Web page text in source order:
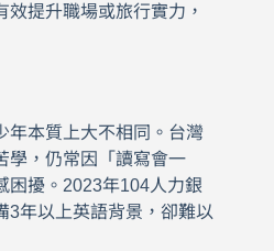
效提升職場或旅行實力，
年本質上大不相同。台灣
學，仍常因「讀寫會一
困擾。2023年104人力銀
3年以上英語背景，卻難以